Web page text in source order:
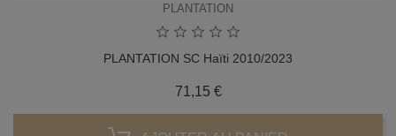
PLANTATION
PLANTATION SC Haïti 2010/2023
71,15 €Prix